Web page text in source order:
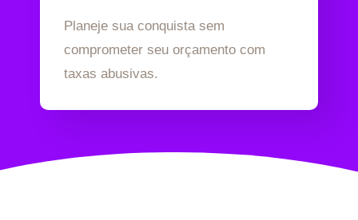
Planeje sua conquista sem
comprometer seu orçamento com
taxas abusivas.